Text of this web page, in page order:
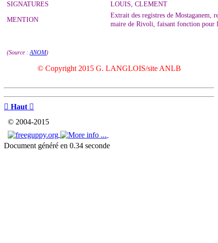
SIGNATURES
LOUIS, CLEMENT
MENTION
Extrait des registres de Mostaganem,
maire de Rivoli, faisant fonction pour
(Source :ANOM)
© Copyright 2015 G. LANGLOIS/site ANLB
 Haut 
© 2004-2015
Document généré en 0.34 seconde